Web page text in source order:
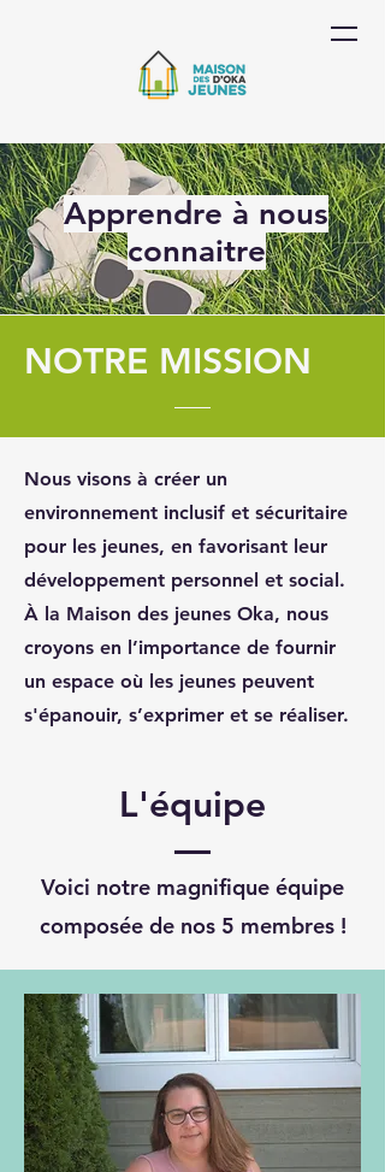
Apprendre à nous
connaitre
NOTRE MISSION
Nous visons à créer un
environnement inclusif et sécuritaire
pour les jeunes, en favorisant leur
développement personnel et social.
À la Maison des jeunes Oka, nous
croyons en l’importance de fournir
un espace où les jeunes peuvent
s'épanouir, s’exprimer et se réaliser.
L'équipe
Voici notre magnifique équipe
composée de nos 5 membres !